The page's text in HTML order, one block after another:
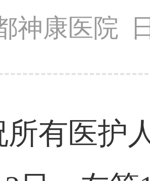
神康医院
所有医护